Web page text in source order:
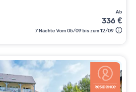
ab
336 €
7 Nächte Vom 05/09 bis zum 12/09